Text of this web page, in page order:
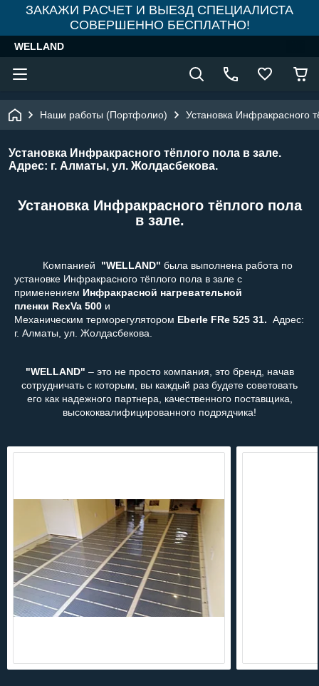
ЗАКАЖИ РАСЧЕТ И ВЫЕЗД СПЕЦИАЛИСТА
СОВЕРШЕННО БЕСПЛАТНО!
WELLAND
Наши работы (Портфолио) Установка Инфракрасного
Установка Инфракрасного тёплого пола в зале.
Адрес: г. Алматы, ул. Жолдасбекова.
Установка Инфракрасного тёплого пола
в зале.
Компанией "WELLAND" была выполнена работа по
установке Инфракрасного тёплого пола в зале с
применением Инфракрасной нагревательной
пленки RexVa 500 и
Механическим терморегулятором Eberle FRe 525 31. Адрес:
г. Алматы, ул. Жолдасбекова.
"WELLAND" – это не просто компания, это бренд, начав
сотрудничать с которым, вы каждый раз будете советовать
его как надежного партнера, качественного поставщика,
высококвалифицированного подрядчика!